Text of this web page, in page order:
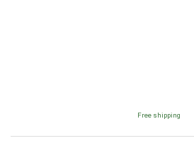
Free shipping